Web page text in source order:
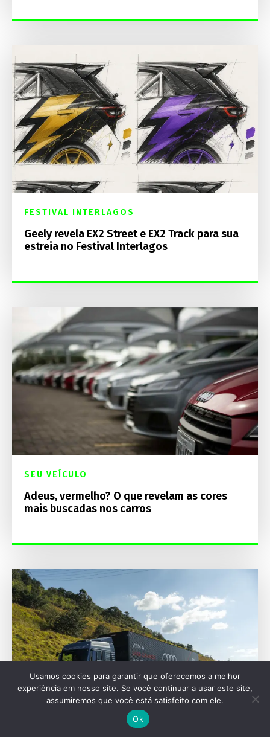
FESTIVAL INTERLAGOS
Geely revela EX2 Street e EX2 Track para sua
estreia no Festival Interlagos
SEU VEÍCULO
Adeus, vermelho? O que revelam as cores
mais buscadas nos carros
Usamos cookies para garantir que oferecemos a melhor
experiência em nosso site. Se você continuar a usar este site,
assumiremos que você está satisfeito com ele.
Ok